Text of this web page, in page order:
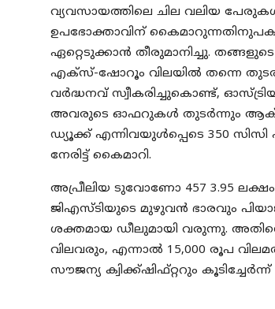
വ്യവസായത്തിലെ ചില വലിയ
ഉപഭോക്താവിന്
ഏറ്റെടുക്കാൻ തീരുമാനിച്ചു.
എക്സ്-ഷോറൂം വിലയിൽ തന്നെ
വർദ്ധനവ് സ്വീകരിച്ചുകൊണ്ട്,
അവരുടെ ഓഫറുകൾ തുടർന്നും ആക്‌സസ്
ഡ്യൂക്ക് എന്നിവയുൾപ്പെടെ 350
നേരിട്ട് കൈമാറി.
അപ്രീലിയ ടുവോണോ 457 3.95
ജിഎസ്ടിയുടെ മുഴുവൻ ഭാരവും
ശക്തമായ ഡീലുമായി വരുന്നു.
വിലവരും, എന്നാൽ 15,000 രൂപ
സൗജന്യ ക്വിക്ക്ഷിഫ്റ്ററും